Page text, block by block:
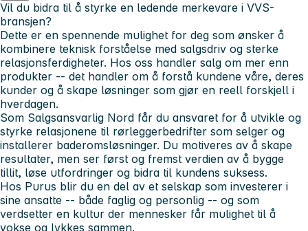
Vil du bidra til å styrke en ledende merkevare i VVS-
bransjen?
Dette er en spennende mulighet for deg som ønsker å
kombinere teknisk forståelse med salgsdriv og sterke
relasjonsferdigheter. Hos oss handler salg om mer enn
produkter -- det handler om å forstå kundene våre, deres
kunder og å skape løsninger som gjør en reell forskjell i
hverdagen.
Som Salgsansvarlig Nord får du ansvaret for å utvikle og
styrke relasjonene til rørleggerbedrifter som selger og
installerer baderomsløsninger. Du motiveres av å skape
resultater, men ser først og fremst verdien av å bygge
tillit, løse utfordringer og bidra til kundens suksess.
Hos Purus blir du en del av et selskap som investerer i
sine ansatte -- både faglig og personlig -- og som
verdsetter en kultur der mennesker får mulighet til å
vokse og lykkes sammen.